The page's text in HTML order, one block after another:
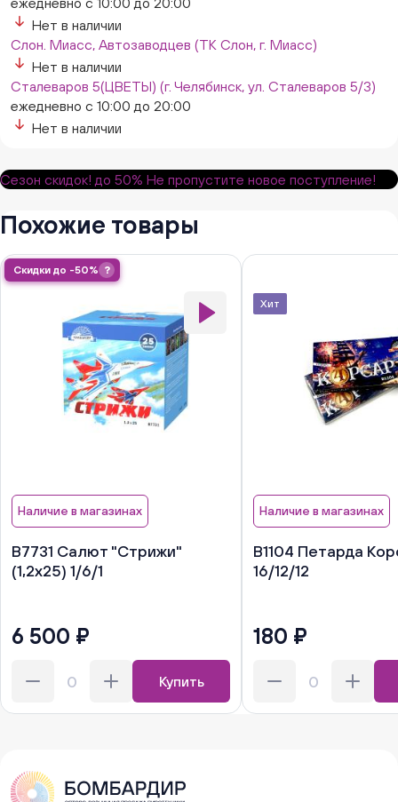
Нет в наличии
Слон. Миасс, Автозаводцев (ТК Слон, г. Миасс)
Нет в наличии
Сталеваров 5(ЦВЕТЫ) (г. Челябинск, ул. Сталеваров 5/3)
ежедневно с 10:00 до 20:00
Нет в наличии
Сезон скидок! до 50% Не пропустите новое поступление!
Похожие товары
Скидки до -50% ?
Наличие в магазинах
В7731 Салют "Стрижи"
(1,2х25) 1/6/1
6 500 ₽
Купить
Хит
Наличие в магазинах
В1104 Петарда
16/12/12
180 ₽